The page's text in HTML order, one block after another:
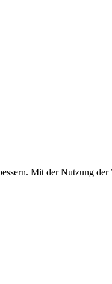
Mit der Nutzung